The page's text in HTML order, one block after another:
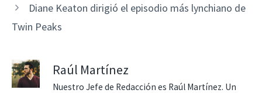
Diane Keaton dirigió el episodio más lynchiano de
Twin Peaks
Raúl Martínez
Nuestro Jefe de Redacción es Raúl Martínez. Un